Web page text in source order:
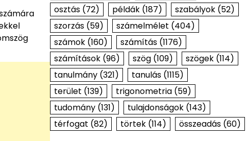
osztás(72) példák(187) szabályok(52)
szorzás(59) számelmélet (404)
számok(160) számítás(1176)
számítások(96) szög(109) szögek(114)
tanulmány(321) tanulás(1115)
terület (139) trigonometria(59)
tudomány(131) tulajdonságok(143)
térfogat (82) törtek(114) összeadás(60)